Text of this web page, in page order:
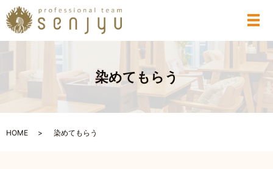
メ
染めてもらう
HOME 染めてもらう